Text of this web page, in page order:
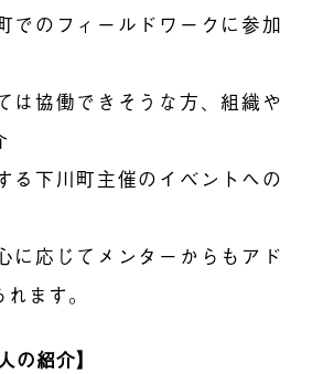
でのフィールドワークに参加
は協働できそうな方、組織や
る下川町主催のイベントへの
に応じてメンターからもアド
ます。
の紹介】